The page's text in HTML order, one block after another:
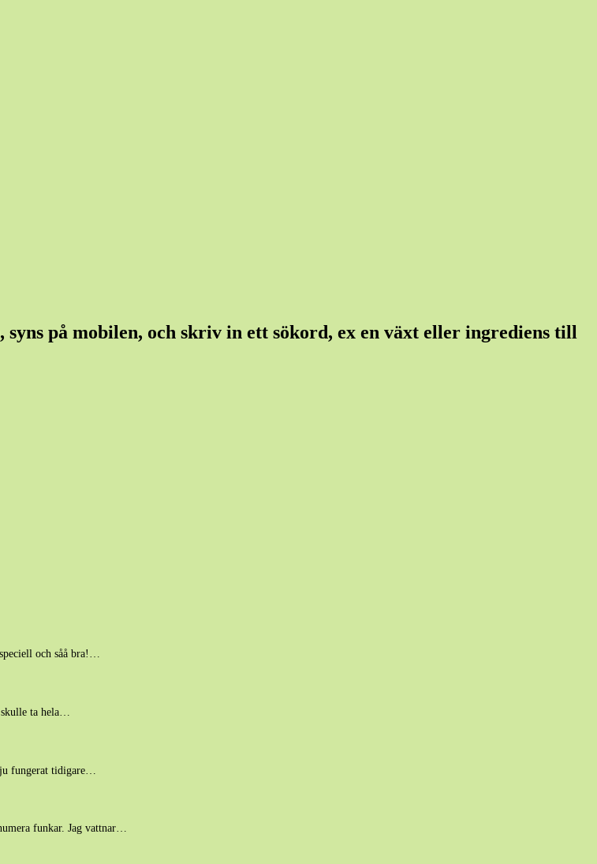
på mobilen, och skriv in ett sökord, ex en växt eller ingrediens till
och såå bra!…
skulle ta hela…
fungerat tidigare…
funkar. Jag vattnar…